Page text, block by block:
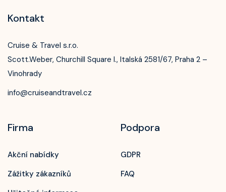
Kontakt
Cruise & Travel s.r.o.
Scott.Weber, Churchill Square I., Italská 2581/67, Praha 2 –
Vinohrady
info@cruiseandtravel.cz
Firma
Akční nabídky
Zážitky zákazníků
Podpora
GDPR
FAQ